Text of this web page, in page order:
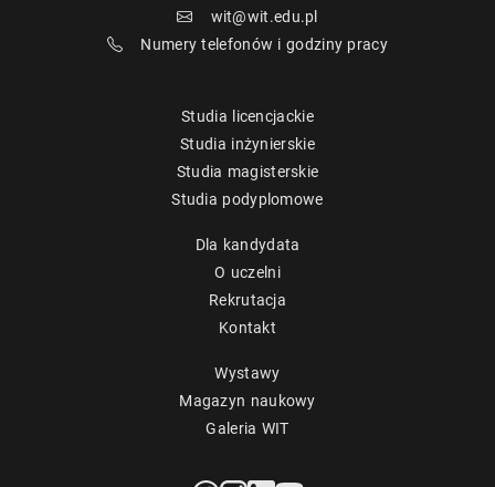
wit@wit.edu.pl
Numery telefonów i godziny pracy
Studia licencjackie
Studia inżynierskie
Studia magisterskie
Studia podyplomowe
Dla kandydata
O uczelni
Rekrutacja
Kontakt
Wystawy
Magazyn naukowy
Galeria WIT